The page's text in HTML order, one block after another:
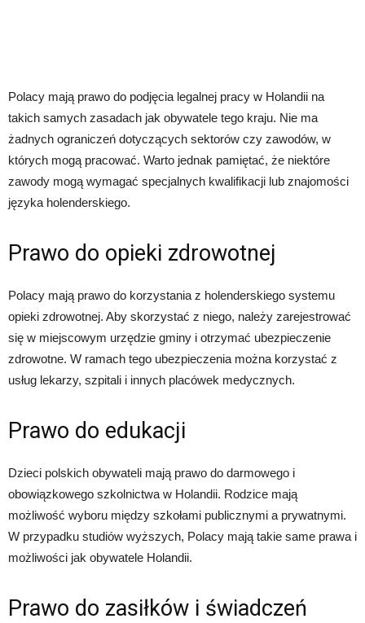
Polacy mają prawo do podjęcia legalnej pracy w Holandii na
takich samych zasadach jak obywatele tego kraju. Nie ma
żadnych ograniczeń dotyczących sektorów czy zawodów, w
których mogą pracować. Warto jednak pamiętać, że niektóre
zawody mogą wymagać specjalnych kwalifikacji lub znajomości
języka holenderskiego.
Prawo do opieki zdrowotnej
Polacy mają prawo do korzystania z holenderskiego systemu
opieki zdrowotnej. Aby skorzystać z niego, należy zarejestrować
się w miejscowym urzędzie gminy i otrzymać ubezpieczenie
zdrowotne. W ramach tego ubezpieczenia można korzystać z
usług lekarzy, szpitali i innych placówek medycznych.
Prawo do edukacji
Dzieci polskich obywateli mają prawo do darmowego i
obowiązkowego szkolnictwa w Holandii. Rodzice mają
możliwość wyboru między szkołami publicznymi a prywatnymi.
W przypadku studiów wyższych, Polacy mają takie same prawa i
możliwości jak obywatele Holandii.
Prawo do zasiłków i świadczeń